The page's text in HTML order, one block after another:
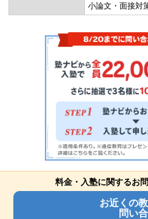
小論文・面接対
料金・入塾に関するお
お近くの
問い